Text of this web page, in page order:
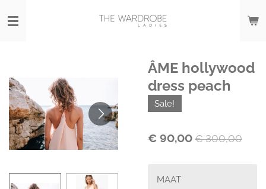
direct
ÂME hollywood
dress peach
Sale!
€ 90,00 € 300,00
MAAT